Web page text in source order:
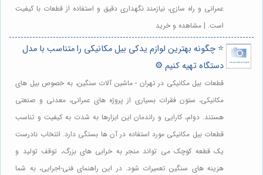
عمرانی و راه سازی، نیازمند نگهداری دقیق و استفاده از قطعات با کیفیت
است. | مشاهده و خرید
⭐️ چگونه بهترین لوازم یدکی بیل مکانیکی را متناسب با مدل
دستگاه تهیه کنیم ⚙️
قطعات بیل مکانیکی در تهران - ماشین آلات سنگین، به خصوص بیل های
مکانیکی، ستون فقرات بسیاری از پروژه های عمرانی، معدنی و صنعتی
هستند. دوام، کارایی و راندمان این ابزارها به شدت به کیفیت و تناسب
قطعات بیل مکانیکی مورد استفاده در آن ها بستگی دارد. انتخاب نادرست
یک قطعه کوچک می تواند منجر به خرابی های بزرگ، توقف تولید و
هزینه های سنگین تعمیرات شود. در این راهنمای فنی-اجرایی، به شما